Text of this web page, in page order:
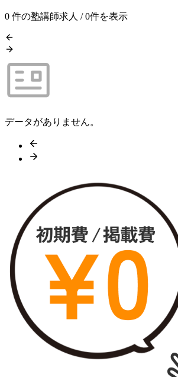
0 件の塾講師求人 / 0件を表示
データがありません。